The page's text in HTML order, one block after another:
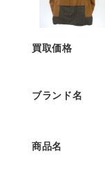
買取価格
ブランド名
商品名